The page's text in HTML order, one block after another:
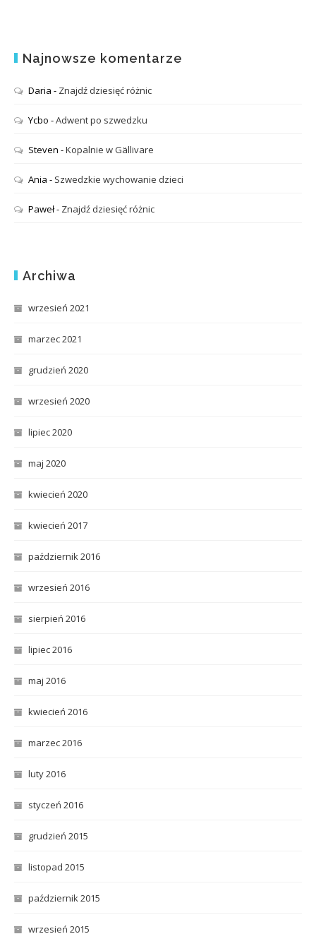
Najnowsze komentarze
Daria - Znajdź dziesięć różnic
Ycbo -Adwent po szwedzku
Steven -Kopalnie w Gällivare
Ania - Szwedzkie wychowanie dzieci
Paweł- Znajdź dziesięć różnic
Archiwa
wrzesień 2021
marzec 2021
grudzień 2020
wrzesień 2020
lipiec 2020
maj 2020
kwiecień 2020
kwiecień 2017
październik 2016
wrzesień 2016
sierpień 2016
lipiec 2016
maj 2016
kwiecień 2016
marzec 2016
luty 2016
styczeń 2016
grudzień 2015
listopad 2015
październik 2015
wrzesień 2015